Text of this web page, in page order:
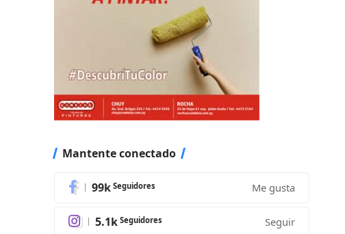
Mantente conectado
99k Seguidores Me gusta
5.1k Seguidores Seguir